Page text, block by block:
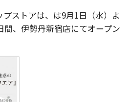
ストアは、は9月1日（水）よ
間、伊勢丹新宿店にてオープン